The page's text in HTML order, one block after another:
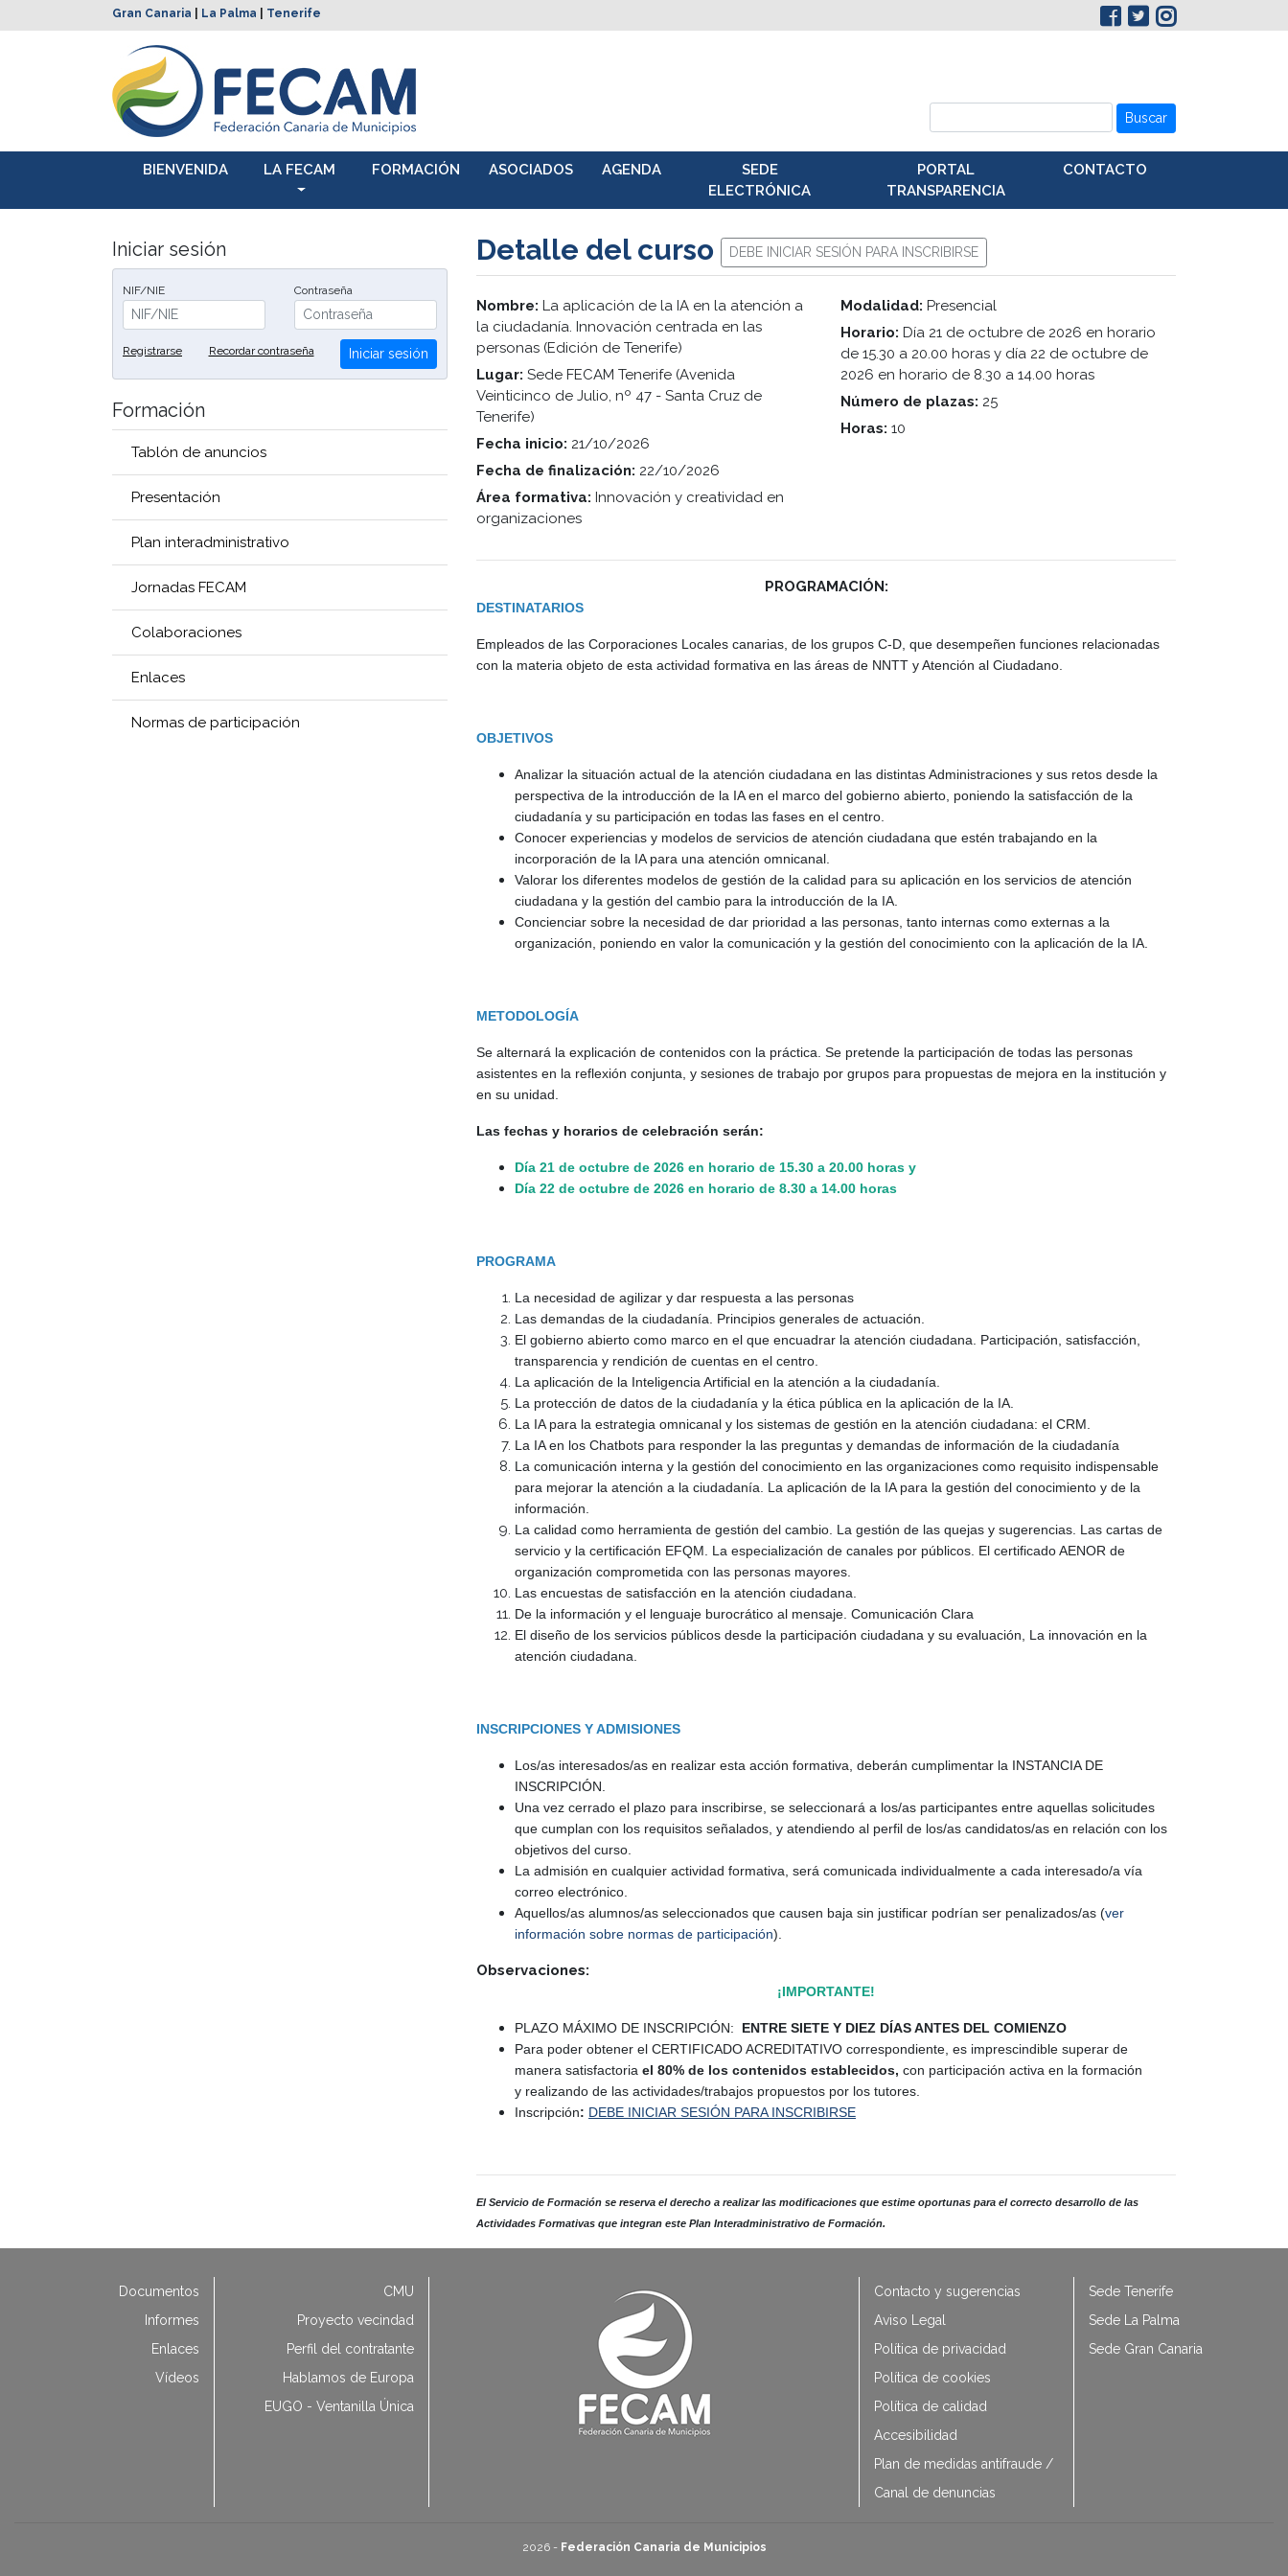
Gran Canaria La Palma Tenerife
Buscar
BIENVENIDA LA FECAM FORMACIÓN ASOCIADOS AGENDA
SEDE
ELECTRÓNICA
PORTAL
TRANSPARENCIA
CONTACTO
Iniciar sesión
NIF/NIE Contraseña
Registrarse Recordar contraseña Iniciar sesión
Formación
Tablón de anuncios
Presentación
Plan interadministrativo
Jornadas FECAM
Colaboraciones
Enlaces
Normas de participación
Detalle del curso DEBE INICIAR SESIÓN PARA INSCRIBIRSE
Nombre: La aplicación de la IA en la atención a
la ciudadanía. Innovación centrada en las
personas (Edición de Tenerife)
Lugar: Sede FECAM Tenerife (Avenida
Veinticinco de Julio, nº 47 - Santa Cruz de
Tenerife)
Fecha inicio: 21/10/2026
Fecha de finalización: 22/10/2026
Área formativa: Innovación y creatividad en
organizaciones
Modalidad: Presencial
Horario: Día 21 de octubre de 2026 en horario
de 15.30 a 20.00 horas y día 22 de octubre de
2026 en horario de 8.30 a 14.00 horas
Número de plazas: 25
Horas: 10
PROGRAMACIÓN:
DESTINATARIOS
Empleados de las Corporaciones Locales canarias, de los grupos C-D, que desempeñen funciones relacionadas
con la materia objeto de esta actividad formativa en las áreas de NNTT y Atención al Ciudadano.
OBJETIVOS
Analizar la situación actual de la atención ciudadana en las distintas Administraciones y sus retos desde la
perspectiva de la introducción de la IA en el marco del gobierno abierto, poniendo la satisfacción de la
ciudadanía y su participación en todas las fases en el centro.
Conocer experiencias y modelos de servicios de atención ciudadana que estén trabajando en la
incorporación de la IA para una atención omnicanal.
Valorar los diferentes modelos de gestión de la calidad para su aplicación en los servicios de atención
ciudadana y la gestión del cambio para la introducción de la IA.
Concienciar sobre la necesidad de dar prioridad a las personas, tanto internas como externas a la
organización, poniendo en valor la comunicación y la gestión del conocimiento con la aplicación de la IA.
METODOLOGÍA
Se alternará la explicación de contenidos con la práctica. Se pretende la participación de todas las personas
asistentes en la reflexión conjunta, y sesiones de trabajo por grupos para propuestas de mejora en la institución y
en su unidad.
Las fechas y horarios de celebración serán:
Día 21 de octubre de 2026 en horario de 15.30 a 20.00 horas y
Día 22 de octubre de 2026 en horario de 8.30 a 14.00 horas
PROGRAMA
La necesidad de agilizar y dar respuesta a las personas
Las demandas de la ciudadanía. Principios generales de actuación.
El gobierno abierto como marco en el que encuadrar la atención ciudadana. Participación, satisfacción,
transparencia y rendición de cuentas en el centro.
La aplicación de la Inteligencia Artificial en la atención a la ciudadanía.
La protección de datos de la ciudadanía y la ética pública en la aplicación de la IA.
La IA para la estrategia omnicanal y los sistemas de gestión en la atención ciudadana: el CRM.
La IA en los Chatbots para responder la las preguntas y demandas de información de la ciudadanía
La comunicación interna y la gestión del conocimiento en las organizaciones como requisito indispensable
para mejorar la atención a la ciudadanía. La aplicación de la IA para la gestión del conocimiento y de la
información.
La calidad como herramienta de gestión del cambio. La gestión de las quejas y sugerencias. Las cartas de
servicio y la certificación EFQM. La especialización de canales por públicos. El certificado AENOR de
organización comprometida con las personas mayores.
Las encuestas de satisfacción en la atención ciudadana.
De la información y el lenguaje burocrático al mensaje. Comunicación Clara
El diseño de los servicios públicos desde la participación ciudadana y su evaluación, La innovación en la
atención ciudadana.
INSCRIPCIONES Y ADMISIONES
Los/as interesados/as en realizar esta acción formativa, deberán cumplimentar la INSTANCIA DE
INSCRIPCIÓN.
Una vez cerrado el plazo para inscribirse, se seleccionará a los/as participantes entre aquellas solicitudes
que cumplan con los requisitos señalados, y atendiendo al perfil de los/as candidatos/as en relación con los
objetivos del curso.
La admisión en cualquier actividad formativa, será comunicada individualmente a cada interesado/a vía
correo electrónico.
Aquellos/as alumnos/as seleccionados que causen baja sin justificar podrían ser penalizados/as (ver
información sobre normas de participación).
Observaciones:
¡IMPORTANTE!
PLAZO MÁXIMO DE INSCRIPCIÓN:
ENTRE SIETE Y DIEZ DÍAS ANTES DEL COMIENZO
Para poder obtener el CERTIFICADO ACREDITATIVO correspondiente, es imprescindible superar de
manera satisfactoria el 80% de los contenidos establecidos, con participación activa en la formación
y realizando de las actividades/trabajos propuestos por los tutores.
Inscripción: DEBE INICIAR SESIÓN PARA INSCRIBIRSE
El Servicio de Formación se reserva el derecho a realizar las modificaciones que estime oportunas para el correcto desarrollo de las
Actividades Formativas que integran este Plan Interadministrativo de Formación.
Documentos
Informes
Enlaces
Vídeos
CMU
Proyecto vecindad
Perfil del contratante
Hablamos de Europa
EUGO - Ventanilla Única
Contacto y sugerencias
Aviso Legal
Política de privacidad
Política de cookies
Política de calidad
Accesibilidad
Plan de medidas antifraude /
Canal de denuncias
Sede Tenerife
Sede La Palma
Sede Gran Canaria
2026 - Federación Canaria de Municipios